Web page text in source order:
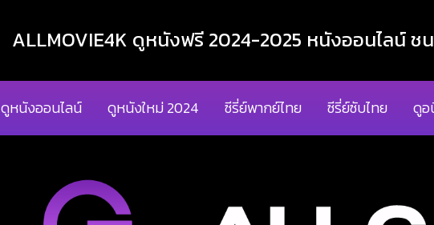
ALLMOVIE4K ดูหนังฟรี 2024-2025 หนังออนไลน์ ช
ดูหนังออนไลน์ ดูหนังใหม่ 2024 ซีรี่ย์พากย์ไทย ซีรี่ย์ซับไทย ดูอ